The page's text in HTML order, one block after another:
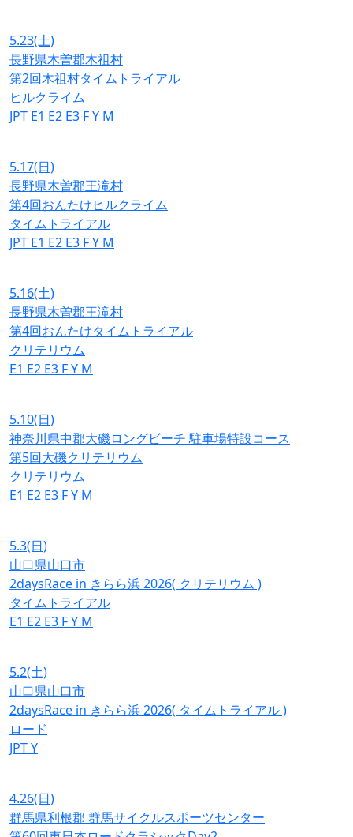
5.23(土)
長野県木曽郡木祖村
第2回木祖村タイムトライアル
ヒルクライム
JPT E1 E2 E3 FY M
5.17(日)
長野県木曽郡王滝村
第4回おんたけヒルクライム
タイムトライアル
JPT E1 E2 E3 FY M
5.16(土)
長野県木曽郡王滝村
第4回おんたけタイムトライアル
クリテリウム
E1 E2 E3 FY M
5.10(日)
神奈川県中郡大磯ロングビーチ 駐車場特設コース
第5回大磯クリテリウム
クリテリウム
E1 E2 E3 FY M
5.3(日)
山口県山口市
2daysRace in きらら浜 2026( クリテリウム )
タイムトライアル
E1 E2 E3 FY M
5.2(土)
山口県山口市
2daysRace in きらら浜 2026( タイムトライアル )
ロード
JPTY
4.26(日)
群馬県利根郡 群馬サイクルスポーツセンター